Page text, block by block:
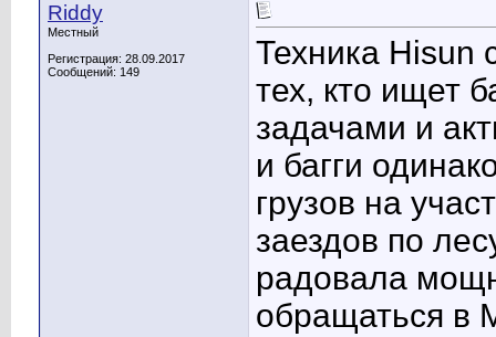
Riddy
Местный
Регистрация: 28.09.2017
Сообщений: 149
Техника Hisun
тех, кто ищет
задачами и
и багги
грузов на
заездов по
радовала
обращаться в